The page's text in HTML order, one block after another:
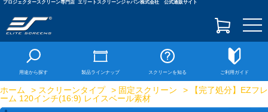
プロジェクタースクリーン専門店 エリートスクリーンジャパン株式会社 公式通販サイト
用途から探す 製品ラインナップ スクリーンを知る ご利用ガイド
ホーム > スクリーンタイプ > 固定スクリーン
> 【完了処分】EZフレ
ーム 120インチ(16:9) レイスベール素材